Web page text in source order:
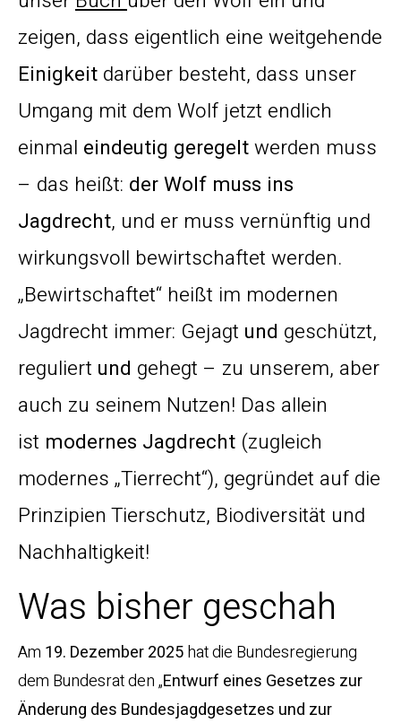
zeigen, dass eigentlich eine weitgehende
Einigkeit darüber besteht, dass unser
Umgang mit dem Wolf jetzt endlich
einmal eindeutig geregeltwerden muss
– das heißt: der Wolf muss ins
Jagdrecht, und er muss vernünftig und
wirkungsvoll bewirtschaftet werden.
„Bewirtschaftet“ heißt im modernen
Jagdrecht immer: Gejagt und geschützt,
reguliert und gehegt – zu unserem, aber
auch zu seinem Nutzen! Das allein
ist modernes Jagdrecht (zugleich
modernes „Tierrecht“), gegründet auf die
Prinzipien Tierschutz, Biodiversität und
Nachhaltigkeit!
Was bisher geschah
Am 19. Dezember 2025hat die Bundesregierung
dem Bundesrat den „Entwurf eines Gesetzes zur
Änderung des Bundesjagdgesetzes und zur